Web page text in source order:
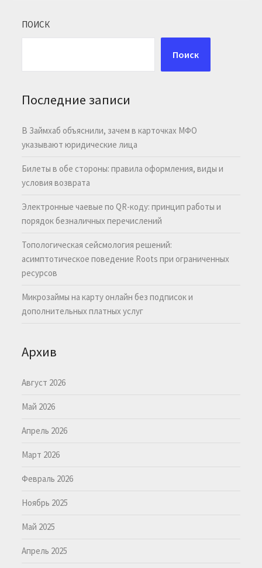
ПОИСК
Поиск
Последние записи
В Займхаб объяснили, зачем в карточках МФО
указывают юридические лица
Билеты в обе стороны: правила оформления, виды и
условия возврата
Электронные чаевые по QR-коду: принцип работы и
порядок безналичных перечислений
Топологическая сейсмология решений:
асимптотическое поведение Roots при ограниченных
ресурсов
Микрозаймы на карту онлайн без подписок и
дополнительных платных услуг
Архив
Август 2026
Май 2026
Апрель 2026
Март 2026
Февраль 2026
Ноябрь 2025
Май 2025
Апрель 2025